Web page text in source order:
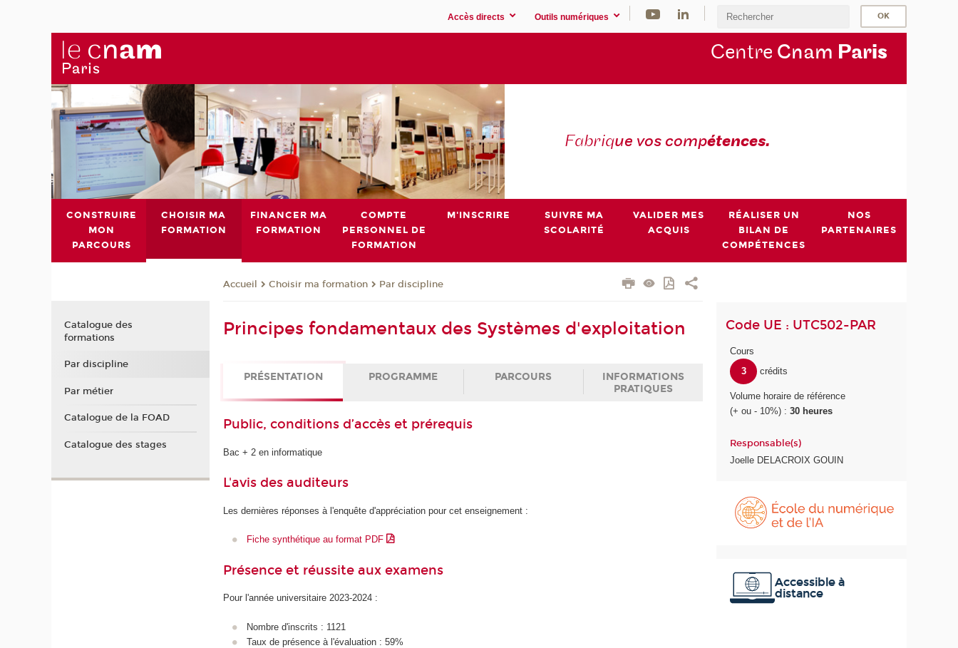
Accès directs Outils numériques
Centre Cnam Paris
Fabrique vos compétences.
CONSTRUIRE
MON
PARCOURS
CHOISIR MA
FORMATION
FINANCER MA
FORMATION
COMPTE
PERSONNEL DE
FORMATION
M'INSCRIRE
SUIVRE MA
SCOLARITÉ
VALIDER MES
ACQUIS
RÉALISER UN
BILAN DE
COMPÉTENCES
NOS
PARTENAIRES
Accueil Choisir ma formation Par discipline
Principes fondamentaux des Systèmes d'exploitation
PRÉSENTATION PROGRAMME PARCOURS
INFORMATIONS
PRATIQUES
Public, conditions d’accès et prérequis
Bac + 2 en informatique
L'avis des auditeurs
Les dernières réponses à l'enquête d'appréciation pour cet enseignement :
Fiche synthétique au format PDF
Présence et réussite aux examens
Pour l'année universitaire 2023-2024 :
Nombre d'inscrits : 1121
Taux de présence à l'évaluation : 59%
Code UE : UTC502-PAR
Cours
3
crédits
Volume horaire de référence
(+ ou - 10%) :30 heures
Responsable(s)
Joelle DELACROIX GOUIN
Accessible à
distance
Catalogue des
formations
Par discipline
Par métier
Catalogue de la FOAD
Catalogue des stages